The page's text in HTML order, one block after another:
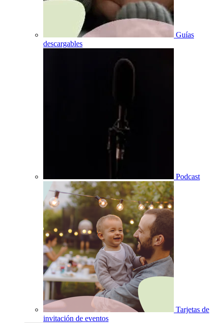
Guías
descargables
Podcast
Tarjetas de
invitación de eventos